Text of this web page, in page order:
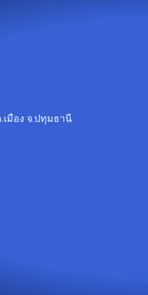
มือง จ.ปทุมธานี